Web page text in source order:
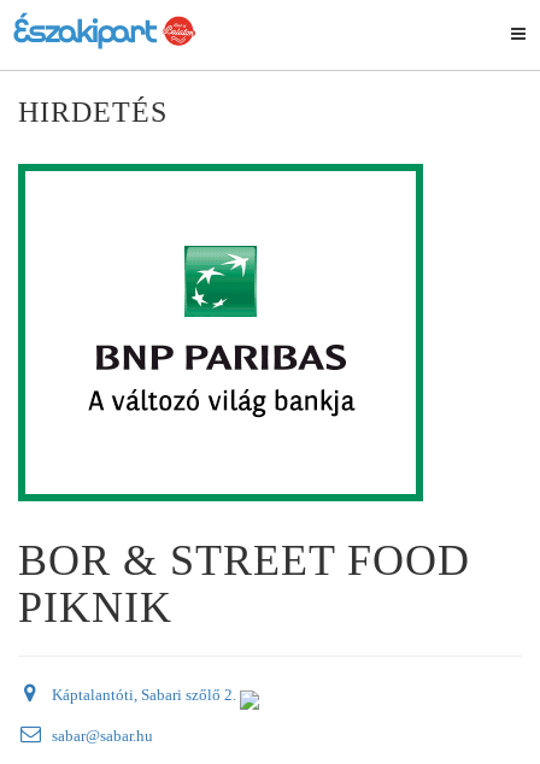
HIRDETÉS
BOR & STREET FOOD
PIKNIK
Káptalantóti, Sabari szőlő 2.
sabar@sabar.hu